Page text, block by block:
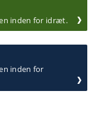
inden for idræt.
inden for